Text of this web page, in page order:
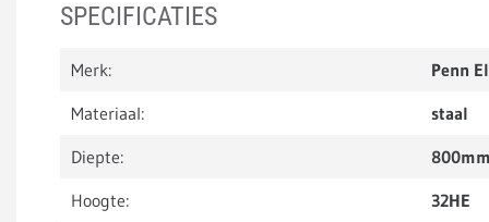
SPECIFICATIES
Merk:
Penn
Materiaal:
staal
Diepte:
Hoogte:
32HE